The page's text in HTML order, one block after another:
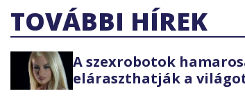
TOVÁBBI HÍREK
A szexrobotok
eláraszthatják a